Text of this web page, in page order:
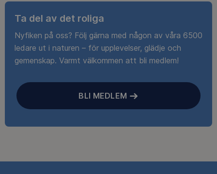
Ta del av det roliga
Nyfiken på oss? Följ gärna med någon av våra 6500
ledare ut i naturen – för upplevelser, glädje och
gemenskap. Varmt välkommen att bli medlem!
BLI MEDLEM